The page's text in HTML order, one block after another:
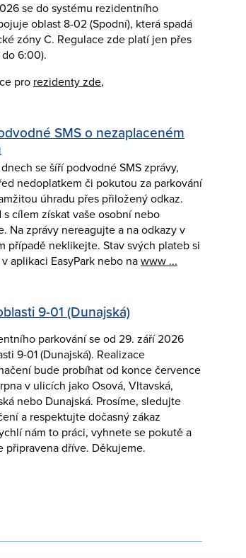
se do systému rezidentního
oblast 8-02 (Spodní), která spadá
zóny C. Regulace zde platí jen přes
do 6:00).
pro rezidenty zde,
SMS o nezaplaceném
se šíří podvodné SMS zprávy,
nedoplatkem či pokutou za parkování
úhradu přes přiložený odkaz.
cílem získat vaše osobní nebo
Na zprávy nereagujte a na odkazy v
případě neklikejte. Stav svých plateb si
aplikaci EasyPark nebo na www ...
9-01 (Dunajská)
parkování se od 29. září 2026
9-01 (Dunajská). Realizace
bude probíhat od konce července
v ulicích jako Osová, Vltavská,
nebo Dunajská. Prosíme, sledujte
a respektujte dočasný zákaz
nám to práci, vyhnete se pokutě a
připravena dříve. Děkujeme.